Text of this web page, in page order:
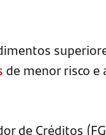
de menor risco e
de Créditos